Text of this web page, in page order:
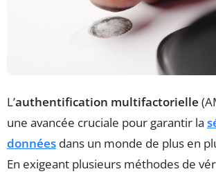
L’authentification multifactorielle
une avancée cruciale pour garantir la
données dans un monde de plus en
En exigeant plusieurs méthodes de